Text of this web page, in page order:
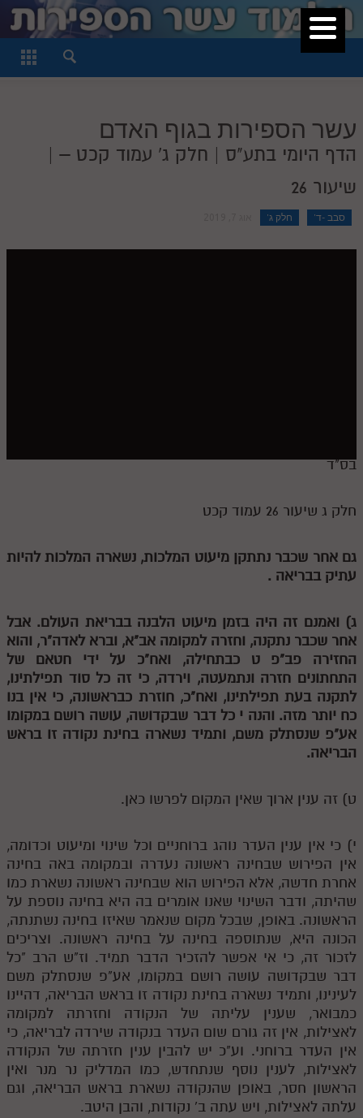
סגור
חלק ב
חלק ג
חלק ד
חלק ה
חלק ו
חלק יג
חלק טו
בית שער הכוונות
שידור חי
הזמן סט תע"ס
ספרים להורדה
מנוע חיפוש בספרים
תע"ס חלק ב' עיון
תע"ס חלק ג' עיון
תלמוד עשר הספירות חלק ד
תלמוד עשר הספירות חלק ה
תלמוד עשר הספירות חלק ו
תלמוד עשר הספירות חלק ז
תלמוד עשר הספירות חלק ח
תלמוד עשר הספירות חלק ט
תלמוד עשר הספירות חלק י
עשר הספירות בגוף האדם
הדף היומי בתע"ס | חלק ג' עמוד קכט – |
שיעור 26
סבב -ד' חלק ג'
בס"ד
חלק ג שיעור 26 עמוד קכט
גם אחר שכבר נתתקן מיעוט המלכות, נשארה המלכות להיות
עתיק בבריאה .
ג) ואמנם זה היה בזמן מיעוט הלבנה בבריאת העולם. אבל
אחר שכבר נתקנה, וחזרה למקומה אב"א, וברא לאדה"ר, והוא
החזירה פב"פט כבתחילה, ואח"כ על ידי חטאם של
התחתונים חזרה ונתמעטה, וירדה, כי זה כל סוד תפילתינו,
לתקנה בעת תפילתינו, ואח"כ, חוזרת כבראשונה, כי אין בנו
כח יותר מזה. והנה י כל דבר שבקדושה, עושה רושם במקומו
אע"פ שנסתלק משם, ותמיד נשארה בחינת נקודה זו בראש
הבריאה.
ט) זה ענין ארוך שאין המקום לפרשו כאן.
י) כי אין ענין העדר נוהג ברוחניים וכל שינוי ומיעוט וכדומה,
אין הפירוש שבחינה ראשונה נעדרה ובמקומה באה בחינה
אחרת חדשה, אלא הפירוש הוא שבחינה ראשונה נשארת כמו
שהיתה, ודבר השינוי שאנו אומרים בה היא בחינה נוספת על
הראשונה. באופן, שבכל מקום שנאמר שאיזו בחינה נשתנתה,
הכונה היא, שנתוספה בחינה על בחינה ראשונה. וצריכים
לזכור זה, כי אי אפשר להזכיר הדבר תמיד. וז"ש הרב "כל
דבר שבקדושה עושה רושם במקומו, אע"פ שנסתלק משם
לעינינו, ותמיד נשארה בחינת נקודה זו בראש הבריאה, דהיינו
כמבואר, שענין עליתה של הנקודה וחזרתה למקומה
לאצילות, אין זה גורם שום העדר בנקודה שירדה לבריאה, כי
אין העדר ברוחני. וע"כ יש להבין ענין חזרתה של הנקודה
לאצילות, לענין נוסף שנתחדש, כמו המדליק נר מנר ואין
הראשון חסר, באופן שהנקודה נשארת בראש הבריאה, וגם
עלתה לאצילות, ויש עתה ב' נקודות, והבן היטב.